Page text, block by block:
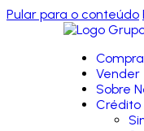
Pular para o conteúdo
Vender
Sobre
Crédito